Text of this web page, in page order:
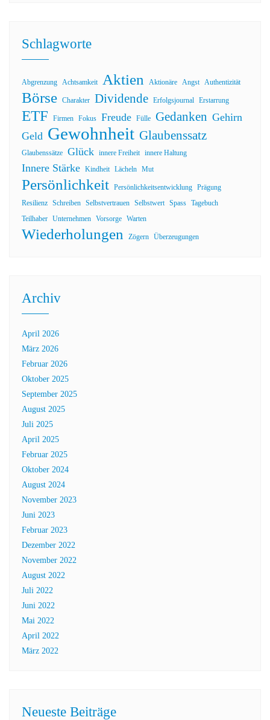
Schlagworte
Abgrenzung Achtsamkeit Aktien Aktionäre Angst Authentizität
Börse Charakter Dividende Erfolgsjournal Erstarrung
ETF Firmen Fokus Freude Fülle Gedanken Gehirn
Geld Gewohnheit Glaubenssatz
Glaubenssätze Glück innere Freiheit innere Haltung
Innere Stärke Kindheit Lächeln Mut
Persönlichkeit Persönlichkeitsentwicklung Prägung
Resilienz Schreiben Selbstvertrauen Selbstwert Spass Tagebuch
Teilhaber Unternehmen Vorsorge Warten
Wiederholungen Zögern Überzeugungen
Archiv
April 2026
März 2026
Februar 2026
Oktober 2025
September 2025
August 2025
Juli 2025
April 2025
Februar 2025
Oktober 2024
August 2024
November 2023
Juni 2023
Februar 2023
Dezember 2022
November 2022
August 2022
Juli 2022
Juni 2022
Mai 2022
April 2022
März 2022
Neueste Beiträge